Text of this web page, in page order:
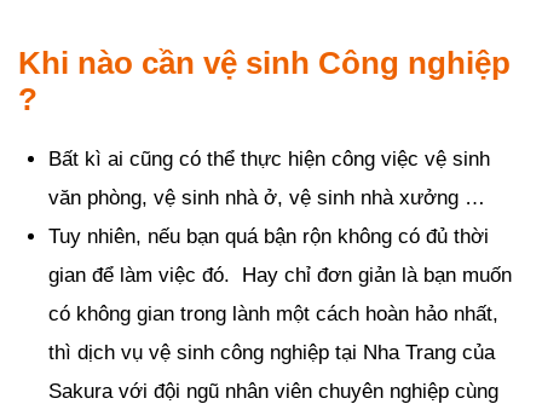
Khi nào cần vệ sinh Công nghiệp
?
Bất kì ai cũng có thể thực hiện công việc vệ sinh
văn phòng, vệ sinh nhà ở, vệ sinh nhà xưởng …
Tuy nhiên, nếu bạn quá bận rộn không có đủ thời
gian để làm việc đó. Hay chỉ đơn giản là bạn muốn
có không gian trong lành một cách hoàn hảo nhất,
thì dịch vụ vệ sinh công nghiệp tại Nha Trang của
Sakura với đội ngũ nhân viên chuyên nghiệp cùng